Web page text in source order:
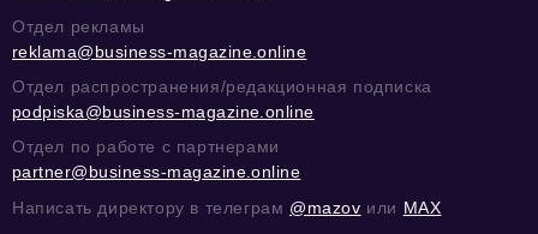
Отдел рекламы
reklama@business-magazine.online
Отдел распространения/редакционная подписка
podpiska@business-magazine.online
Отдел по работе с партнерами
partner@business-magazine.online
Написать директору в телеграм @mazov или MAX